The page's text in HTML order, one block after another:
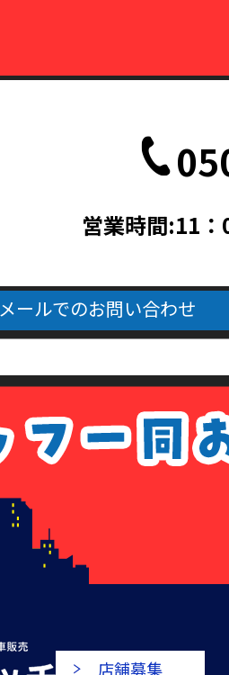
営業時間:11
メールでのお問い合わせ
店舗募集